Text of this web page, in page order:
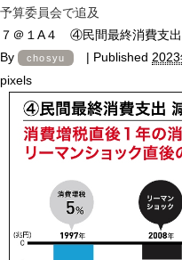
予算委員会で追及
７＠１A４ ④民間最終消費支
By
chosyu | Published
pixels